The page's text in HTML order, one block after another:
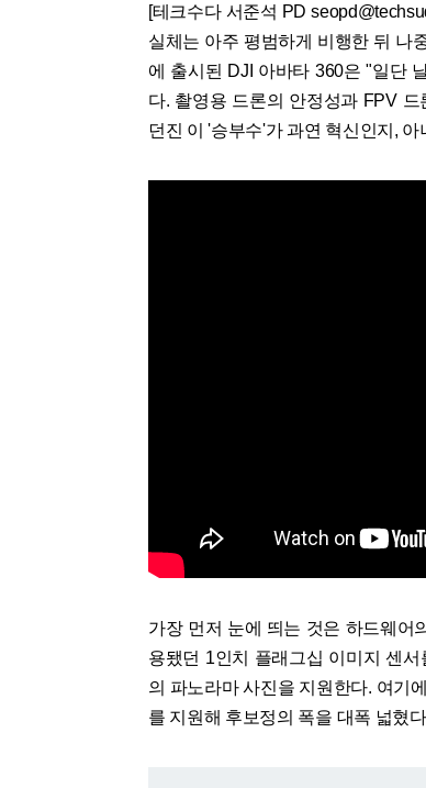
[테크수다 서준석 PD
실체는 아주 평범하게 비행한 뒤 나
에 출시된 DJI 아바타 360은 "일단
다. 촬영용 드론의 안정성과 FPV
던진 이 '승부수'가 과연 혁신인지,
가장 먼저 눈에 띄는 것은 하드웨어
용됐던 1인치 플래그십 이미지 센
의 파노라마 사진을 지원한다. 여기
를 지원해 후보정의 폭을 대폭 넓혔